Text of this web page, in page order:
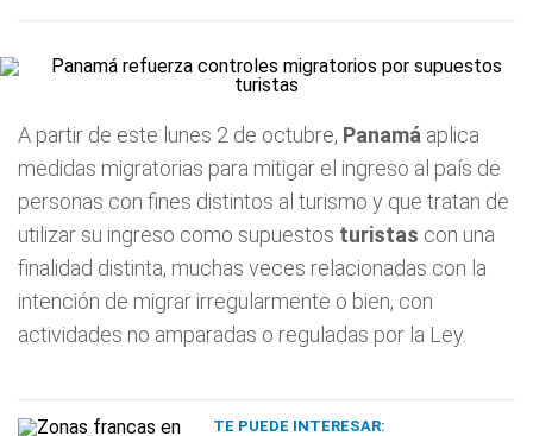
A partir de este lunes 2 de octubre, Panamá aplica
medidas migratorias para mitigar el ingreso al país de
personas con fines distintos al turismo y que tratan de
utilizar su ingreso como supuestos turistas con una
finalidad distinta, muchas veces relacionadas con la
intención de migrar irregularmente o bien, con
actividades no amparadas o reguladas por la Ley.
TE PUEDE INTERESAR: